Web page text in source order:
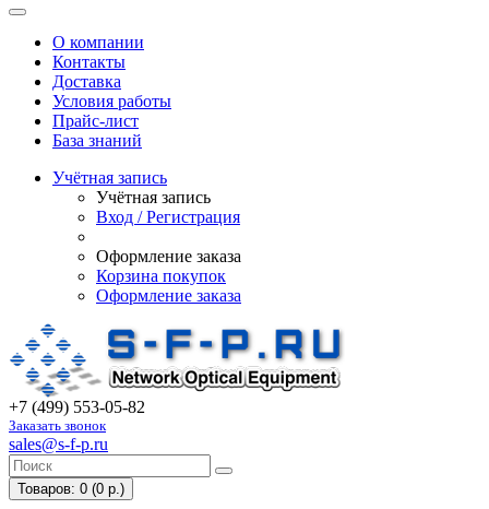
О компании
Контакты
Доставка
Условия работы
Прайс-лист
База знаний
Учётная запись
Учётная запись
Вход / Регистрация
Оформление заказа
Корзина покупок
Оформление заказа
+7 (499) 553-05-82
Заказать звонок
sales@s-f-p.ru
Товаров: 0 (0 р.)